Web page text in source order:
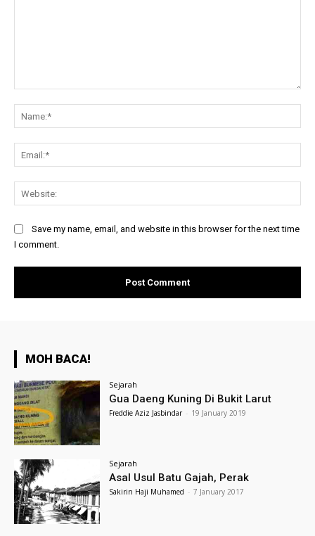
Save my name, email, and website in this browser for the next time
I comment.
MOH BACA!
Sejarah
Gua Daeng Kuning Di Bukit Larut
Freddie Aziz Jasbindar - 19 January 2019
Sejarah
Asal Usul Batu Gajah, Perak
Sakirin Haji Muhamed - 7 January 2017